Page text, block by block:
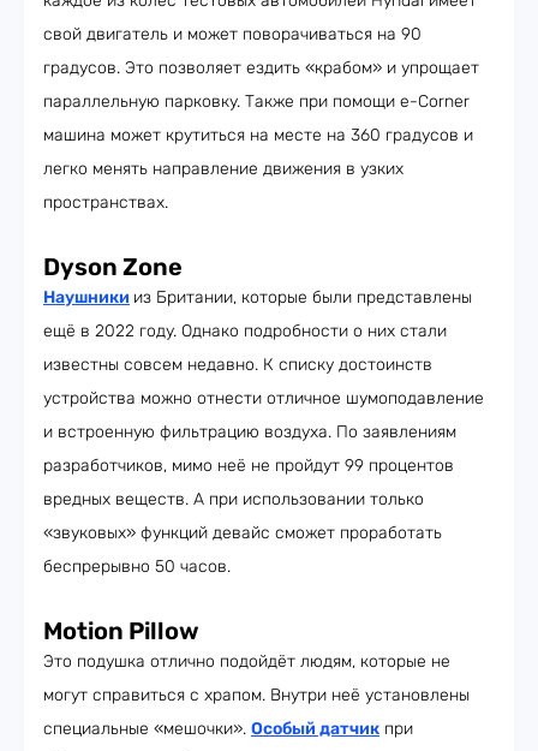
свой двигатель и может поворачиваться на 90
градусов. Это позволяет ездить «крабом» и упрощает
параллельную парковку. Также при помощи e-Corner
машина может крутиться на месте на 360 градусов и
легко менять направление движения в узких
пространствах.
Dyson Zone
Наушники из Британии, которые были представлены
ещё в 2022 году. Однако подробности о них стали
известны совсем недавно. К списку достоинств
устройства можно отнести отличное шумоподавление
и встроенную фильтрацию воздуха. По заявлениям
разработчиков, мимо неё не пройдут 99 процентов
вредных веществ. А при использовании только
«звуковых» функций девайс сможет проработать
беспрерывно 50 часов.
Motion Pillow
Это подушка отлично подойдёт людям, которые не
могут справиться с храпом. Внутри неё установлены
специальные «мешочки». Особый датчик при